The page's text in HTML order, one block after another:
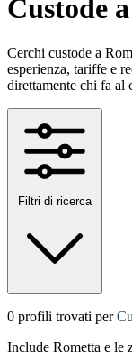
Custode
Cerchi custode a
esperienza, tariffe e
direttamente chi fa al
Filtri di ricerca
0 profili trovati per
Include Rometta e le